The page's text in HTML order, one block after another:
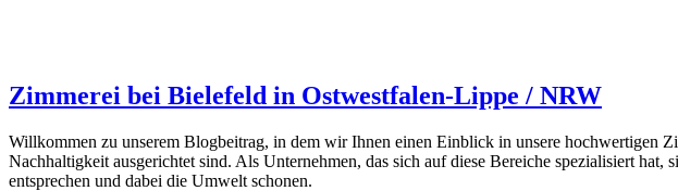
Zimmerei bei Bielefeld in Ostwestfalen-Lippe / NRW
Willkommen zu unserem Blogbeitrag, in dem wir Ihnen einen Einblick in unsere hochwertigen
Nachhaltigkeit ausgerichtet sind. Als Unternehmen, das sich auf diese Bereiche spezialisiert
entsprechen und dabei die Umwelt schonen.